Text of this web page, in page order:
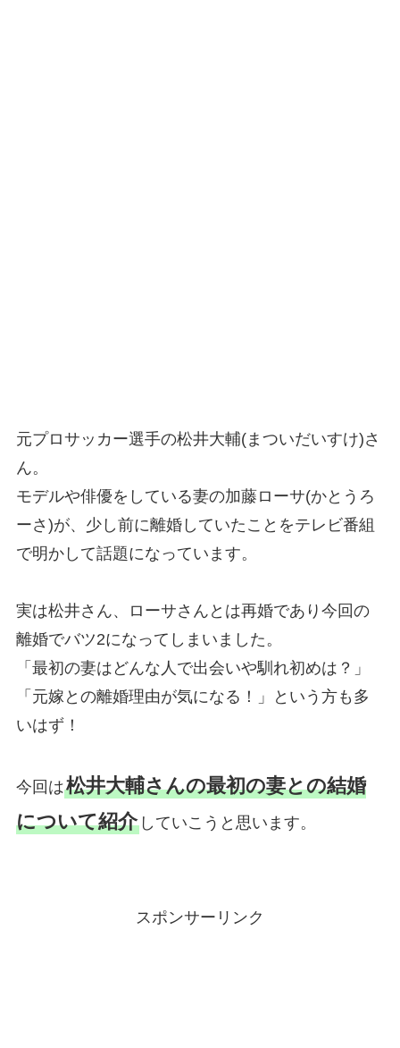
元プロサッカー選手の松井大輔(まついだいすけ)さ
ん。
モデルや俳優をしている妻の加藤ローサ(かとうろ
ーさ)が、少し前に離婚していたことをテレビ番組
で明かして話題になっています。
実は松井さん、ローサさんとは再婚であり今回の
離婚でバツ2になってしまいました。
「最初の妻はどんな人で出会いや馴れ初めは？」
「元嫁との離婚理由が気になる！」という方も多
いはず！
今回は松井大輔さんの最初の妻との結婚
について紹介していこうと思います。
スポンサーリンク